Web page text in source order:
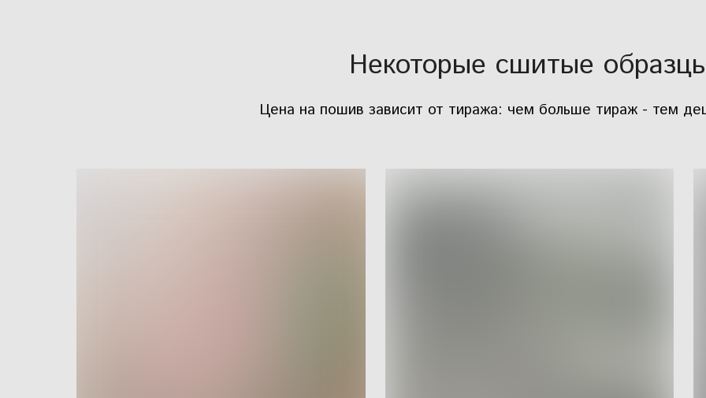
Некоторые сшитые
Цена на пошив зависит от тиража: чем больше тираж - тем